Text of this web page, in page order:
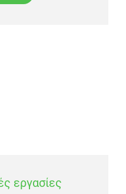
εργασίες